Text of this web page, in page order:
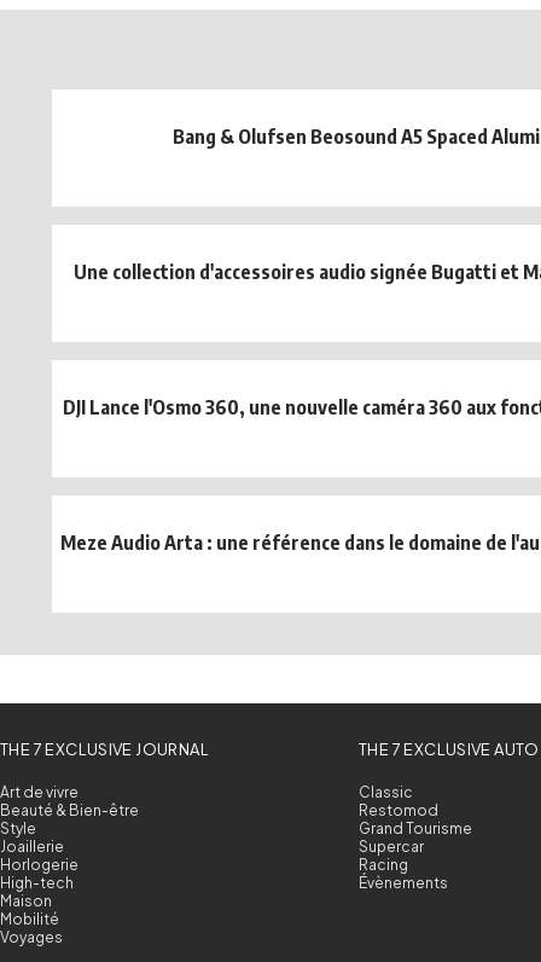
Bang & Olufsen Beosound A5 Spaced
Une collection d'accessoires audio signée Bugatti et
DJI Lance l'Osmo 360, une nouvelle caméra 360 aux
Meze Audio Arta : une référence dans le domaine de
THE 7 EXCLUSIVE JOURNAL
Art de vivre
Beauté & Bien-être
Style
Joaillerie
Horlogerie
High-tech
Maison
Mobilité
Voyages
THE 7 EXCLUSIVE AUTO
Classic
Restomod
Grand Tourisme
Supercar
Racing
Évènements